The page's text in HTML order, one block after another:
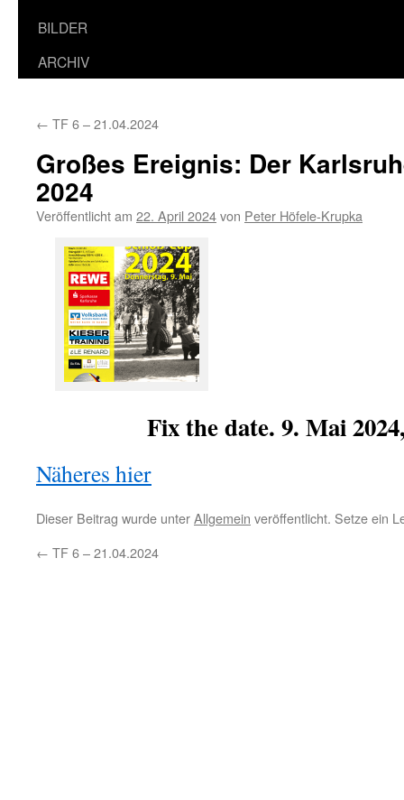
BILDER
ARCHIV
← TF 6 – 21.04.2024
Großes Ereignis: Der
2024
Veröffentlicht am 22. April 2024von Peter Höfele-Krupka
Fix the date. 9. Mai
Näheres hier
Dieser Beitrag wurde unterAllgemein veröffentlicht. Setze ein
← TF 6 – 21.04.2024